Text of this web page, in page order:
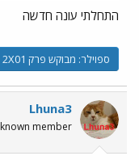
התחלתי עונה חדשה
ספוילר: מבוקש פרק 2X01
Lhuna3
member